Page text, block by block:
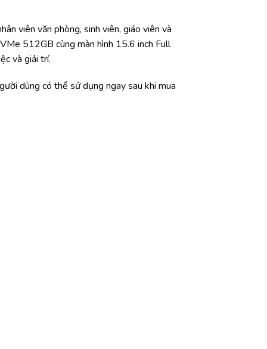
viên văn phòng, sinh viên, giáo viên và
512GB cùng màn hình 15.6 inch Full
và giải trí.
dùng có thể sử dụng ngay sau khi mua